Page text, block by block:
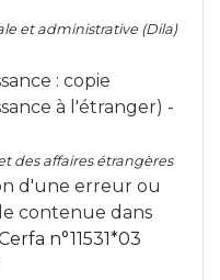
et administrative (Dila)
: copie
à l'étranger) -
des affaires étrangères
d'une erreur ou
contenue dans
n°11531*03